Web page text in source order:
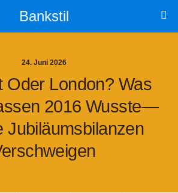
Bankstil
24. Juni 2026
Oder Lon­don? Was
2016 Wusste—
Jubi­lä­ums­bi­lan­zen